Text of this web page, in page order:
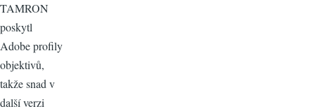
TAMRON
poskytl
Adobe profily
objektivů,
takže snad v
další verzi